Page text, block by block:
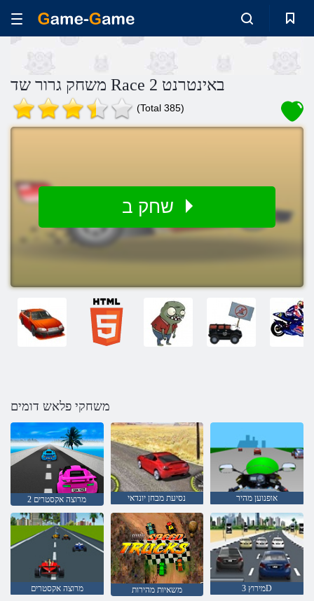
משחק גרור שד Race 2 באינטרנט
(Total 385)
משחקי פלאש דומים
מרוצה אקסטרים 2 נסיעת מבחן יונדאי אופנוען מהיר
מרוצה אקסטרים משאיות מהירות מירוץ 3D